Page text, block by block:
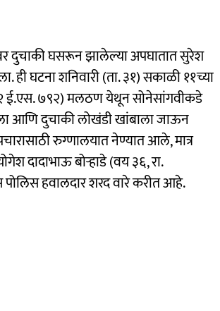
दुचाकी घसरून झालेल्या अपघातात सुरेश
ही घटना शनिवारी (ता. ३१) सकाळी ११च्या
ई.एस. ७९२) मलठण येथून सोनेसांगवीकडे
आणि दुचाकी लोखंडी खांबाला जाऊन
रुग्णालयात नेण्यात आले, मात्र
दादाभाऊ बोऱ्हाडे (वय ३६, रा.
पोलिस हवालदार शरद वारे करीत आहे.